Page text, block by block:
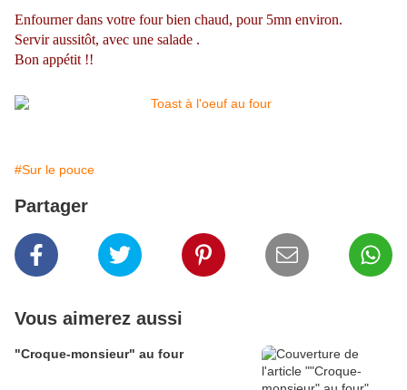
Enfourner dans votre four bien chaud, pour 5mn environ.
Servir aussitôt, avec une salade .
Bon appétit !!
#Sur le pouce
Partager
Vous aimerez aussi
"Croque-monsieur" au four